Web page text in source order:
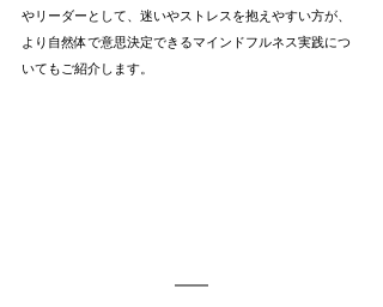
やリーダーとして、迷いやストレスを抱えやすい方が、
より自然体で意思決定できるマインドフルネス実践につ
いてもご紹介します。